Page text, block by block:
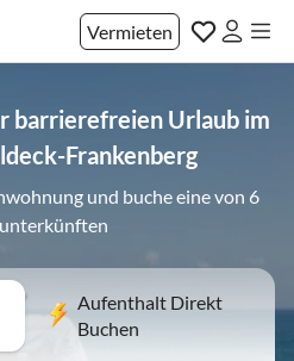
Vermieten
barrierefreien Urlaub im
Frankenberg
und buche eine von 6
Aufenthalt Direkt
Buchen